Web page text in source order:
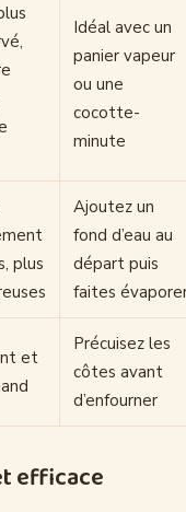
Idéal avec un
panier vapeur
ou une
cocotte-
minute
plus
Ajoutez un
fond d’eau au
départ puis
faites
et
Précuisez les
côtes avant
d’enfourner
efficace